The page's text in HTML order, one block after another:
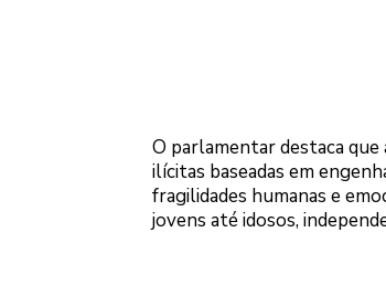
O parlamentar destaca que
ilícitas baseadas em
fragilidades humanas e
jovens até idosos,